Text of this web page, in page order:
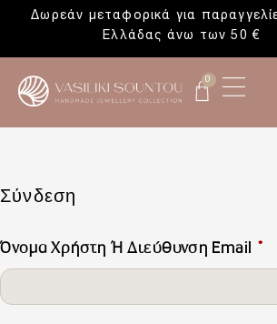
Δωρεάν μεταφορικά για
Ελλάδας άνω των 50 €
0
Σύνδεση
Όνομα Χρήστη Ή Διεύθυνση Email*